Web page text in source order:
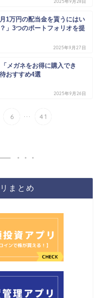
2025年9月28日
月1万円の配当金を貰うにはい
」3つのポートフォリオを提
2025年9月27日
「メガネをお得に購入でき
おすすめ4選
2025年9月26日
6 ... 41
まとめ